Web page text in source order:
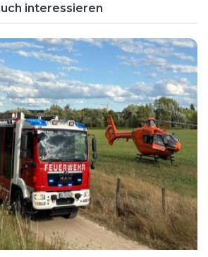
interessieren